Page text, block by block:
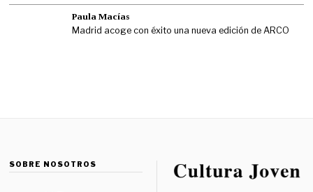
Paula Macías
Madrid acoge con éxito una nueva edición de ARCO
SOBRE NOSOTROS